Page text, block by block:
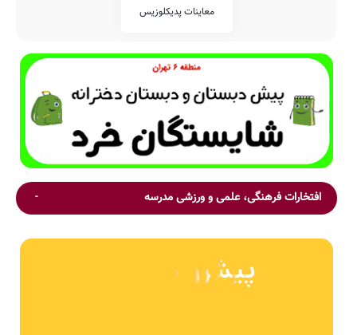
معاینات پدیکلوزیس
افتخارات فرهنگی، علمی و ورزشی مدرسه